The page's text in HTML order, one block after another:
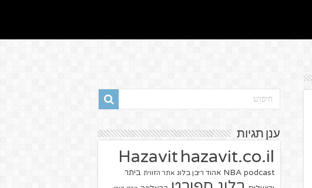
ענן תגיות
Hazavit hazavit.co.il
NBA podcast אהוד ריבן בלוג אתר הזווית ביתר